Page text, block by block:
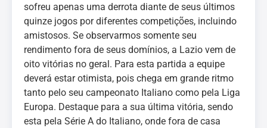
sofreu apenas uma derrota diante de seus últimos
quinze jogos por diferentes competições, incluindo
amistosos. Se observarmos somente seu
rendimento fora de seus domínios, a Lazio vem de
oito vitórias no geral. Para esta partida a equipe
deverá estar otimista, pois chega em grande ritmo
tanto pelo seu campeonato Italiano como pela Liga
Europa. Destaque para a sua última vitória, sendo
esta pela Série A do Italiano, onde fora de casa